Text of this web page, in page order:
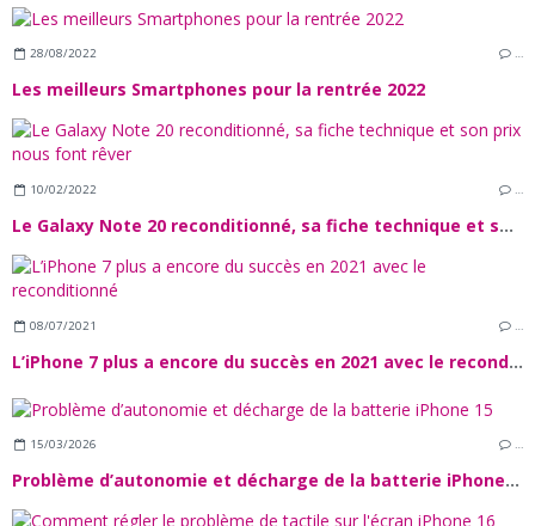
28/08/2022 …
Les meilleurs Smartphones pour la rentrée 2022
10/02/2022 …
Le Galaxy Note 20 reconditionné, sa fiche technique et son prix nous font rêver
08/07/2021 …
L’iPhone 7 plus a encore du succès en 2021 avec le reconditionné
15/03/2026 …
Problème d’autonomie et décharge de la batterie iPhone 15